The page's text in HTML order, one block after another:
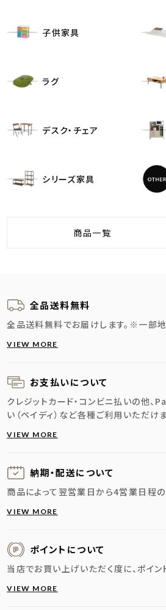
子供家具
ラグ
デスク・チェア
シリーズ家具
商品一覧
全品送料無料
全品送料無料でお届けします。 ※一部
VIEW MORE
お支払いについて
クレジットカード・コンビニ払いの他、
い（ペイディ）など各種ご利用いただけま
VIEW MORE
納期・配送に ついて
商品によって翌営業日から4営業日程の
VIEW MORE
ポイントについて
当店でお買い上げいただく度に、ポイン
VIEW MORE